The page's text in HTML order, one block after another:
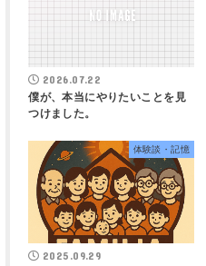
2026.07.22
僕が、本当にやりたいことを見
つけました。
体験談・記憶
2025.09.29